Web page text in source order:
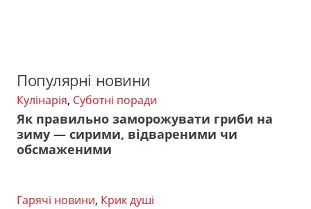
Популярні новини
Кулінарія, Суботні поради
Як правильно заморожувати гриби на
зиму — сирими, відвареними чи
обсмаженими
Гарячі новини, Крик душі